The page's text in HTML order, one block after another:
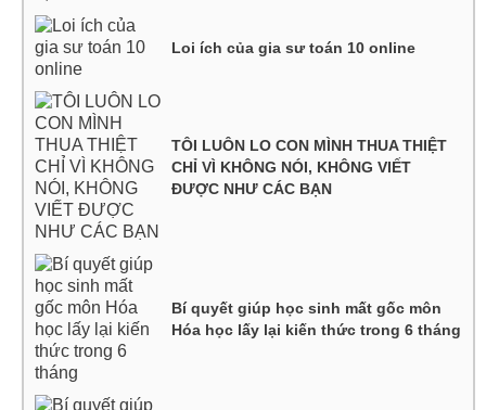
Loi ích của gia sư toán 10 online
TÔI LUÔN LO CON MÌNH THUA THIỆT
CHỈ VÌ KHÔNG NÓI, KHÔNG VIẾT
ĐƯỢC NHƯ CÁC BẠN
Bí quyết giúp học sinh mất gốc môn
Hóa học lấy lại kiến thức trong 6 tháng